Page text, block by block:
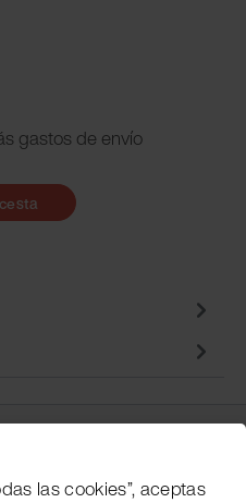
gastos de envío
las cookies”, aceptas